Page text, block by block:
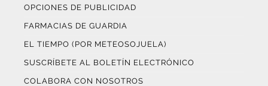
OPCIONES DE PUBLICIDAD
FARMACIAS DE GUARDIA
EL TIEMPO (POR METEOSOJUELA)
SUSCRÍBETE AL BOLETÍN ELECTRÓNICO
COLABORA CON NOSOTROS